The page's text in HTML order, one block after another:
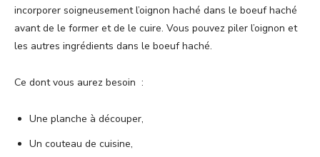
incorporer soigneusement l’oignon haché dans le boeuf haché
avant de le former et de le cuire. Vous pouvez piler l’oignon et
les autres ingrédients dans le boeuf haché.
Ce dont vous aurez besoin :
Une planche à découper,
Un couteau de cuisine,